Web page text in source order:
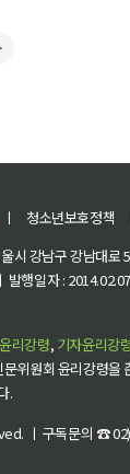
ㅣ 청소년보호정책
시 강남구 강남대
행일자 :
리강령, 기자윤리강
위원회 윤리강령을
.
ㅣ 구독문의 ☎